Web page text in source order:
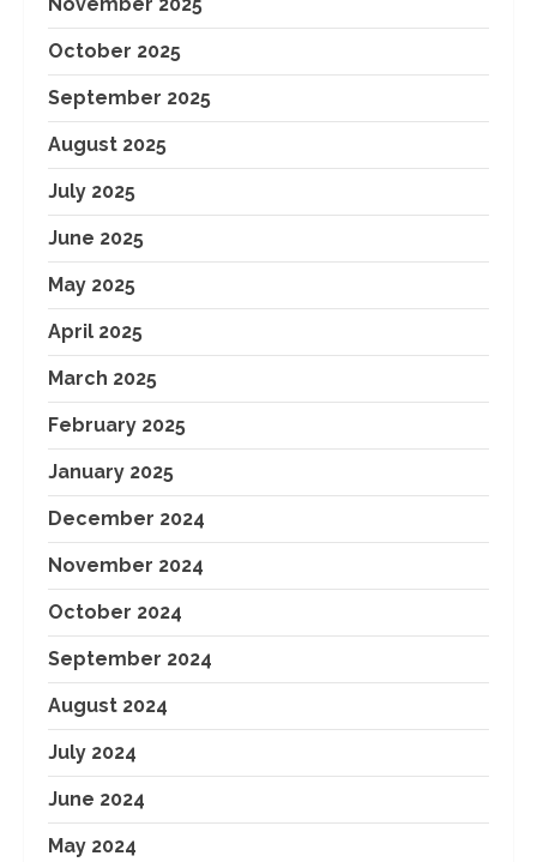
October 2025
September 2025
August 2025
July 2025
June 2025
May 2025
April 2025
March 2025
February 2025
January 2025
December 2024
November 2024
October 2024
September 2024
August 2024
July 2024
June 2024
May 2024